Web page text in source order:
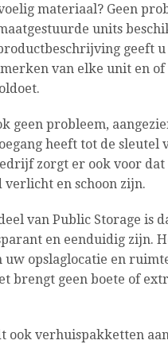
materiaal? Geen
units
geeft u
van elke unit en of
geen probleem,
heeft tot de sleutel
zorgt er ook voor dat
en schoon zijn.
van Public Storage is
en eenduidig ​​zijn.
opslaglocatie en
brengt geen boete of
ook verhuispakketten